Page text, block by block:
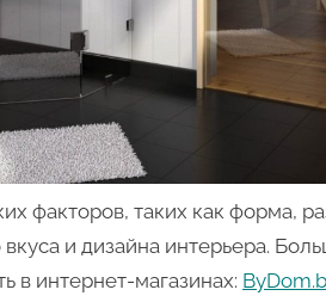
факторов, таких как форма,
и дизайна интерьера.
в интернет-магазинах: